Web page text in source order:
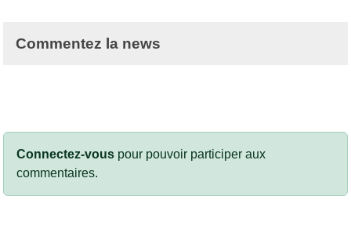
Commentez la news
Connectez-vous pour pouvoir participer aux
commentaires.